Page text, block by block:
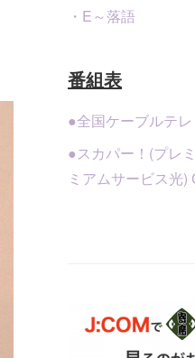
・E～落語
番組表
●全国ケーブルテ
●スカパー！(プレ
ミアムサービス光